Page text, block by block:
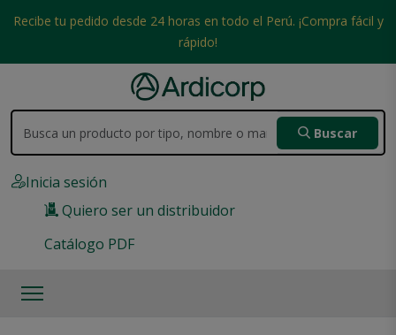
Recibe tu pedido desde 24 horas en todo el Perú. ¡Compra fácil y
rápido!
Buscar
Inicia sesión
Quiero ser un distribuidor
Catálogo PDF